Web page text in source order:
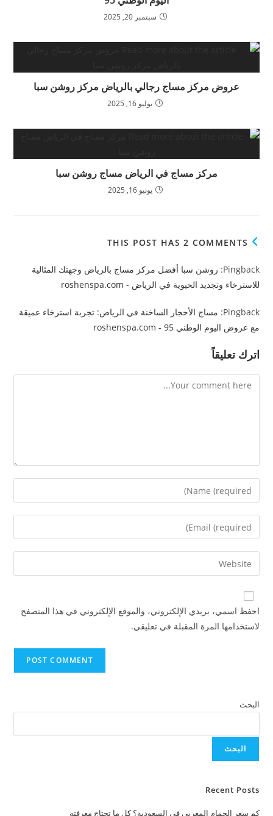
سبتمبر 20, 2025
عروض مركز مساج رجالي بالرياض مركز روشن سبا
يوليو 16, 2025
مركز مساج في الرياض مساج روشن سبا
يونيو 16, 2025
THIS POST HAS 2 COMMENTS
Pingback: روشن سبا أفضل مركز مساج بالرياض وجهتك المثالية
للاسترخاء وتجديد الحيوية في الرياض - roshenspa.com
Pingback: مساج الأحجار الساخنة في الرياض: تجربة استرخاء عميقة
مع عروض اليوم الوطني 95 - roshenspa.com
اترك تعليقاً
احفظ اسمي، بريدي الإلكتروني، والموقع الإلكتروني في هذا المتصفح
لاستخدامها المرة المقبلة في تعليقي.
البحث
البحث
Recent Posts
كم سعر الحمام المغربي في السعودية؟ كل ما تحتاج معرفته